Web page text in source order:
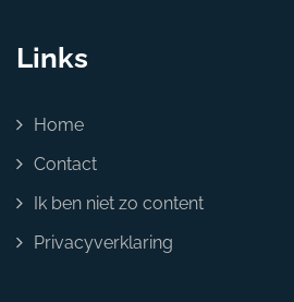
Links
Home
Contact
Ik ben niet zo content
Privacyverklaring